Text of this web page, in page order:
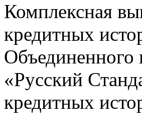
Комплексная
кредитных
Объединенного
«Русский
кредитных